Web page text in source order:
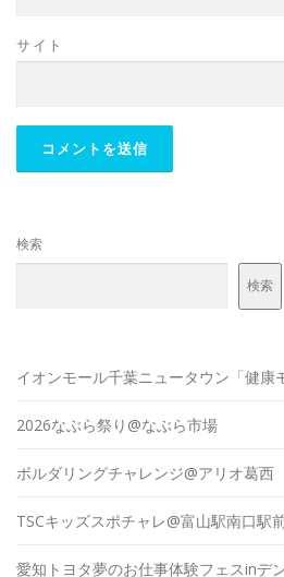
サイト
検索
検索
イオンモール千葉ニュータウン「健康
2026なぶら祭り@なぶら市場
ボルダリングチャレンジ@アリオ葛西
TSCキッズスポチャレ@富山駅南口駅
愛知トヨタ夢のお仕事体験フェスinデ